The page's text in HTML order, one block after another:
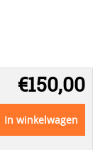
€150,00
In winkelwagen